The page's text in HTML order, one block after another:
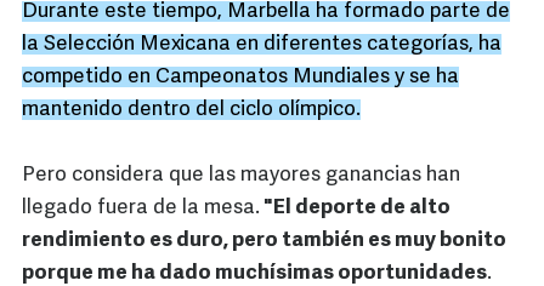
Durante este tiempo, Marbella ha formado parte de
la Selección Mexicana en diferentes categorías, ha
competido en Campeonatos Mundiales y se ha
mantenido dentro del ciclo olímpico.
Pero considera que las mayores ganancias han
llegado fuera de la mesa. "El deporte de alto
rendimiento es duro, pero también es muy bonito
porque me ha dado muchísimas oportunidades.